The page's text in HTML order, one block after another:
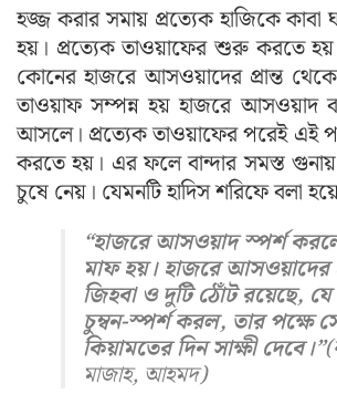
হজ্জ করার সমায় প্রত্যেক হাজিকে
হয়। প্রত্যেক তাওয়াফের শুরু করতে হয়
কোনের হাজরে আসওয়াদের প্রান্ত
তাওয়াফ সম্পন্ন হয় হাজরে আসওয়াদ
আসলে। প্রত্যেক তাওয়াফের পরেই এই
করতে হয়। এর ফলে বান্দার সমস্ত
চুষে নেয়। যেমনটি হাদিস শরিফে বলা
“হাজরে আসওয়াদ স্পর্শ
মাফ হয়। হাজরে
জিহবা ও দুটি ঠোঁট রয়েছে, যে
চুম্বন-স্পর্শ করল, তার পক্ষে
কিয়ামতের দিন সাক্ষী দেবে।”
মাজাহ, আহমদ)